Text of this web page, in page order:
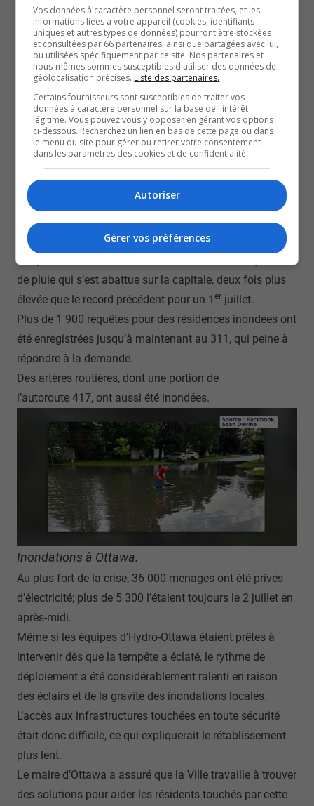
en électricité, mais selon la mairesse de Mansfield-et-
Pontefract, Sandra Armstrong, elles risquent de manquer
d’essence prochainement.
Gatineau
Le secteur ouest de la Ville de Gatineau a été plus
durement touché que le secteur est : une quinzaine de
refoulements d’égouts ont été recensés, des arbres ont
été déracinés et des débris ont été éparpillés.
Cela étant dit, le Service de police de la Ville de Gatineau
n’a enregistré aucun accident de la route.
Ottawa
Selon le maire, Ottawa connaît présentement l’une de
ses pires inondations en 25 ans en raison de la quantité
de pluie qui s’est abattue sur la capitale, deux fois plus
élevée que le record précédent pour un 1 er juillet.
Plus de 1 900 requêtes pour des résidences inondées ont
été enregistrées jusqu’à maintenant au 311, qui peine à
répondre à la demande.
Des artères routières, dont une portion de
l’autoroute 417, ont aussi été inondées.
Inondations à Ottawa.
Au plus fort de la crise, 36 000 ménages ont été privés
d’électricité; plus de 5 300 l’étaient toujours le 2 juillet en
après-midi.
Même si les équipes d’Hydro-Ottawa étaient prêtes à
intervenir dès que la tempête a éclaté, le rythme de
déploiement a été considérablement ralenti en raison
des éclairs et de la gravité des inondations locales.
L’accès aux infrastructures touchées en toute sécurité
était donc difficile, ce qui expliquerait le rétablissement
plus lent.
Le maire d’Ottawa a assuré que la Ville travaille à trouver
des solutions pour aider les résidents touchés par cette
Vos données à caractère personnel seront traitées, et les
informations liées à votre appareil (cookies, identifiants
uniques et autres types de données) pourront être stockées
et consultées par 66 partenaires, ainsi que partagées avec lui,
ou utilisées spécifiquement par ce site. Nos partenaires et
nous-mêmes sommes susceptibles d'utiliser des données de
géolocalisation précises. Liste des partenaires.
Certains fournisseurs sont susceptibles de traiter vos
données à caractère personnel sur la base de l'intérêt
légitime. Vous pouvez vous y opposer en gérant vos options
ci-dessous. Recherchez un lien en bas de cette page ou dans
le menu du site pour gérer ou retirer votre consentement
dans les paramètres des cookies et de confidentialité.
Autoriser
Gérer vos préférences